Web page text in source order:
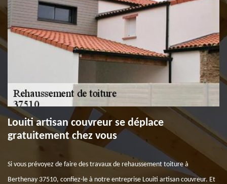
Louiti artisan couvreur se déplace
gratuitement chez vous
Si vous prévoyez de faire des travaux de rehaussement toiture à
Berthenay 37510, confiez-le à notre entreprise Louiti artisan couvreur. Et